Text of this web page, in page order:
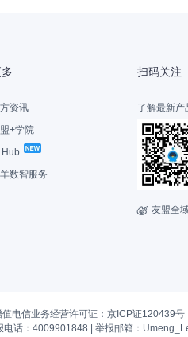
扫码关注
了解最新产
 友盟全
资讯
+学院
Hub
数智服务
值电信业务经营许可证：京ICP证120439号 |
电话：4009901848 | 举报邮箱：